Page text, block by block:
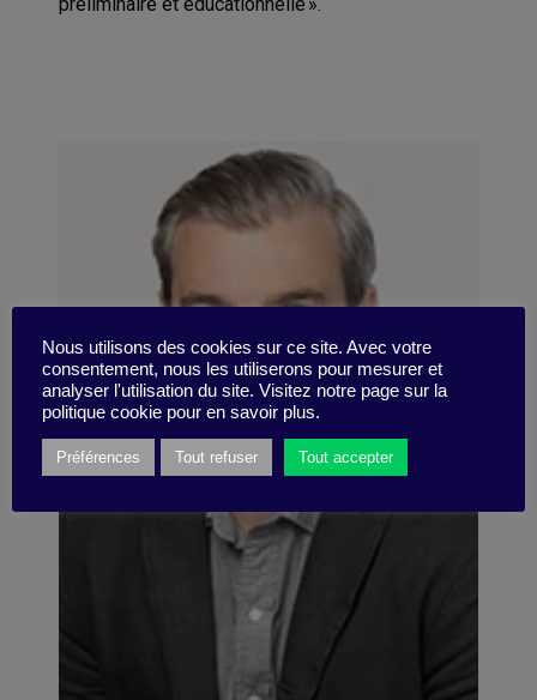
Nous utilisons des cookies sur ce site. Avec votre
consentement, nous les utiliserons pour mesurer et
analyser l'utilisation du site. Visitez notre page sur la
politique cookie pour en savoir plus.
Préférences Tout refuser Tout accepter